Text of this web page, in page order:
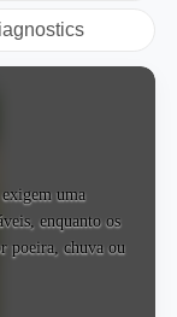
uma
enquanto os
poeira, chuva ou